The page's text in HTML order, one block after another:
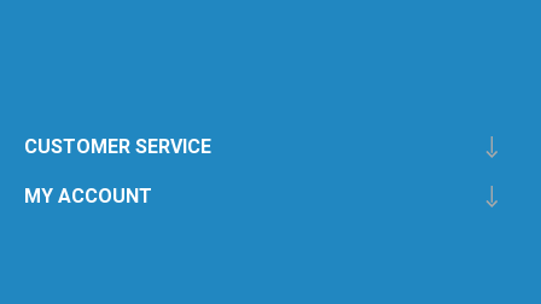
CUSTOMER SERVICE
MY ACCOUNT